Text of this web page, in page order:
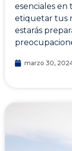
esenciales en
etiquetar tus
estarás
marzo 30,